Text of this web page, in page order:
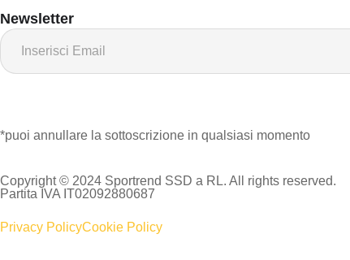
Newsletter
*puoi annullare la sottoscrizione in qualsiasi momento
Copyright © 2024 Sportrend SSD a RL. All rights reserved.
Partita IVA IT02092880687
Privacy PolicyCookie Policy